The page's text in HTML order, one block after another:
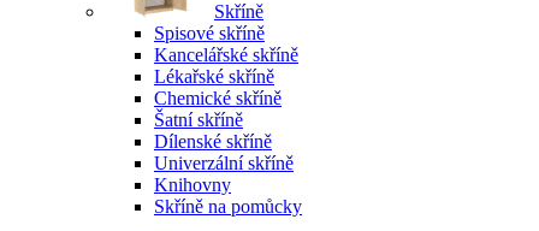
Skříně
Spisové skříně
Kancelářské skříně
Lékařské skříně
Chemické skříně
Šatní skříně
Dílenské skříně
Univerzální skříně
Knihovny
Skříně na pomůcky